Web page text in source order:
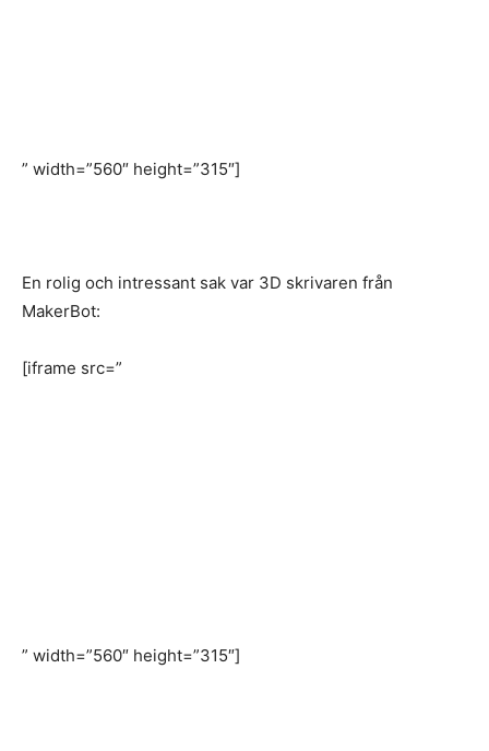
” width=”560″ height=”315″]
En rolig och intressant sak var 3D skrivaren från
MakerBot:
[iframe src=”
” width=”560″ height=”315″]